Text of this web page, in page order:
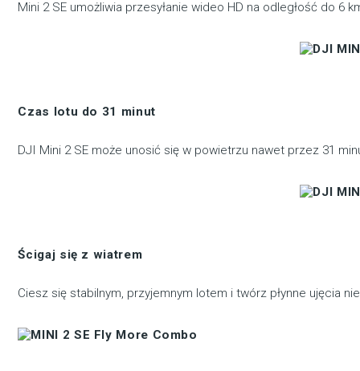
Mini 2 SE umożliwia przesyłanie wideo HD na odległość do
Czas lotu do 31 minut
DJI Mini 2 SE może unosić się w powietrzu nawet przez 31
Ścigaj się z wiatrem
Ciesz się stabilnym, przyjemnym lotem i twórz płynne ujęcia